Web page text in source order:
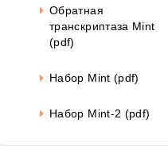
Обратная
транскриптаза Mint
(pdf)
Набор Mint (pdf)
Набор Mint-2 (pdf)